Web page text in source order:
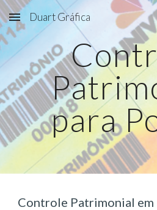
Skip to main content
Duart Gráfica
para
Controle Patrimonial em